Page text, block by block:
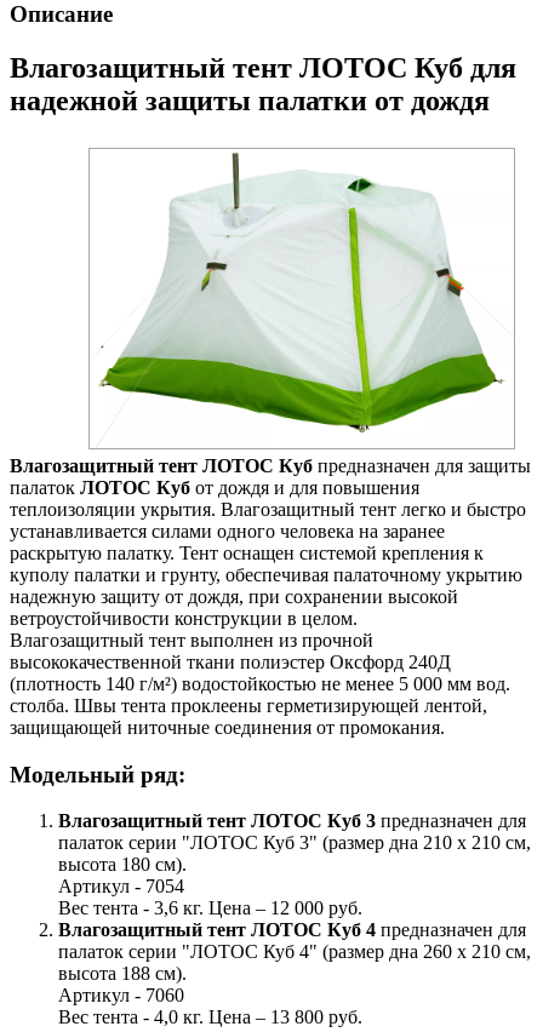
Описание
Влагозащитный тент ЛОТОС Куб для
надежной защиты палатки от дождя
Влагозащитный тент ЛОТОС Куб предназначен для защиты
палаток ЛОТОС Куб от дождя и для повышения
теплоизоляции укрытия. Влагозащитный тент легко и быстро
устанавливается силами одного человека на заранее
раскрытую палатку. Тент оснащен системой крепления к
куполу палатки и грунту, обеспечивая палаточному укрытию
надежную защиту от дождя, при сохранении высокой
ветроустойчивости конструкции в целом.
Влагозащитный тент выполнен из прочной
высококачественной ткани полиэстер Оксфорд 240Д
(плотность 140 г/м²) водостойкостью не менее 5 000 мм вод.
столба. Швы тента проклеены герметизирующей лентой,
защищающей ниточные соединения от промокания.
Модельный ряд:
Влагозащитный тент ЛОТОС Куб 3 предназначен для
палаток серии "ЛОТОС Куб 3" (размер дна 210 х 210 см,
высота 180 см).
Артикул - 7054
Вес тента - 3,6 кг. Цена – 12 000 руб.
Влагозащитный тент ЛОТОС Куб 4 предназначен для
палаток серии "ЛОТОС Куб 4" (размер дна 260 х 210 см,
высота 188 см).
Артикул - 7060
Вес тента - 4,0 кг. Цена – 13 800 руб.